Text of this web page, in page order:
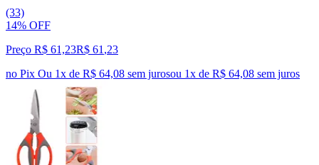
(33)
14% OFF
Preço R$ 61,23R$ 61 ,23
no Pix Ou 1x de R$ 64,08 sem jurosou 1x de R$ 64,08 sem juros